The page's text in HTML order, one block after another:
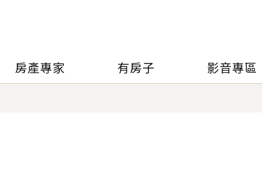
房產專家 有房子 影音專區